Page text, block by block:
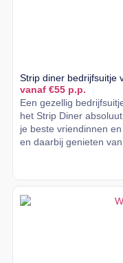
Strip diner bedrijfsuitje
vanaf €55 p.p.
Een gezellig
het Strip Diner
je beste vriendinnen
en daarbij genieten